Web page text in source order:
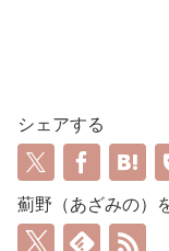
シェアする
薊野（あざみの）